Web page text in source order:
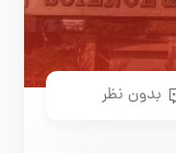
بدون نظر